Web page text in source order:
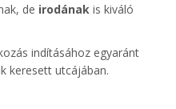
de irodának is kiváló
indításához egyaránt
keresett utcájában.